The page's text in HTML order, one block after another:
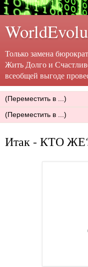
Только замена
Жить Долго и
всеобщей выгоде
Итак - КТО